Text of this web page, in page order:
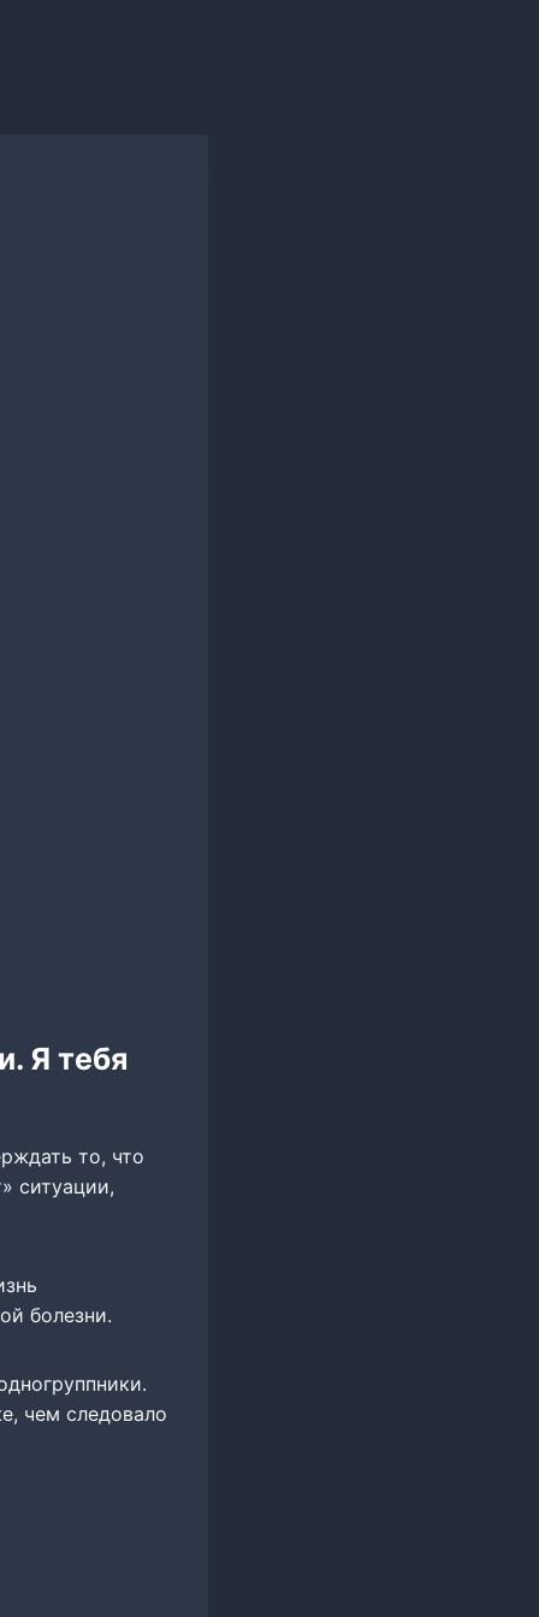
Я тебя
то, что
ситуации,
болезни.
чем следовало